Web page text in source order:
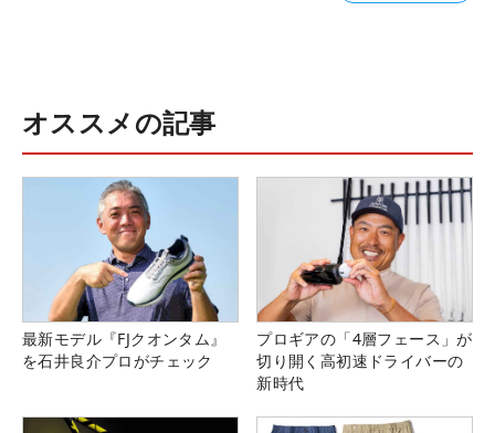
オススメの記事
最新モデル『FJクオンタム』
を石井良介プロがチェック
プロギアの「4層フェース」が
切り開く高初速ドライバーの
新時代